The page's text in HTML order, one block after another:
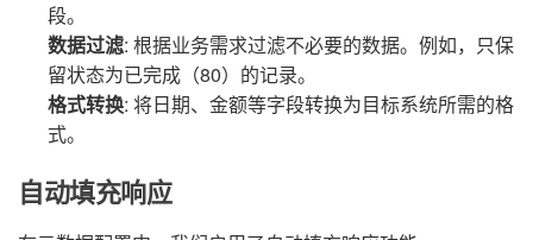
段。
数据过滤: 根据业务需求过滤不必要的数据。例如，只保
留状态为已完成（80）的记录。
格式转换: 将日期、金额等字段转换为目标系统所需的格
式。
自动填充响应